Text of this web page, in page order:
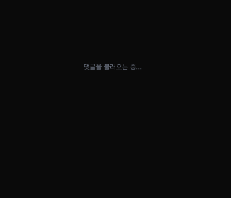
댓글을 불러오는 중...